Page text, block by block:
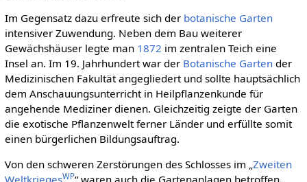
Im Gegensatz dazu erfreute sich der botanische Garten
intensiver Zuwendung. Neben dem Bau weiterer
Gewächshäuser legte man 1872 im zentralen Teich eine
Insel an. Im 19. Jahrhundert war der Botanische Gartender
Medizinischen Fakultät angegliedert und sollte hauptsächlich
dem Anschauungsunterricht in Heilpflanzenkunde für
angehende Mediziner dienen. Gleichzeitig zeigte der Garten
die exotische Pflanzenwelt ferner Länder und erfüllte somit
einen bürgerlichen Bildungsauftrag.
Von den schweren Zerstörungen des Schlosses im „Zweiten
WP